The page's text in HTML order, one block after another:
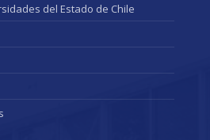
del Estado de Chile